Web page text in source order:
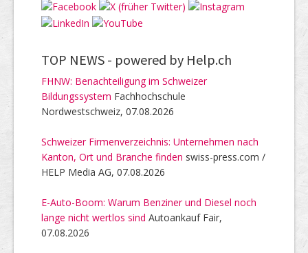
TOP NEWS - powered by Help.ch
FHNW: Benachteiligung im Schweizer
Bildungssystem Fachhochschule
Nordwestschweiz, 07.08.2026
Schweizer Firmenverzeichnis: Unternehmen nach
Kanton, Ort und Branche finden swiss-press.com /
HELP Media AG, 07.08.2026
E-Auto-Boom: Warum Benziner und Diesel noch
lange nicht wertlos sind Autoankauf Fair,
07.08.2026